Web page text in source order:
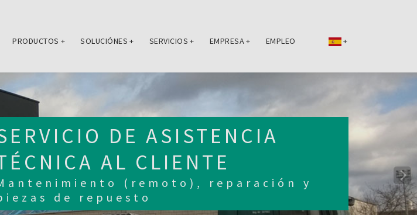
PRODUCTOS + SOLUCIÓNES + SERVICIOS + EMPRESA+ EMPLEO +
DE ASISTENCIA
AL CLIENTE
(remoto), reparación y
de repuesto